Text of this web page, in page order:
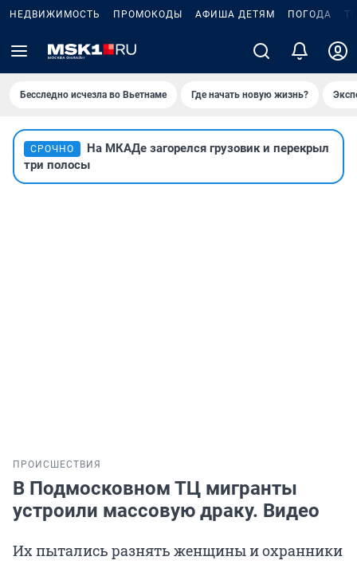
НЕДВИЖИМОСТЬ ПРОМОКОДЫ АФИША ДЕТЯМ ПОГОДА
Бесследно исчезла во Вьетнаме Где начать новую жизнь?
СРОЧНО
На МКАДе загорелся грузовик и перекрыл
три полосы
ПРОИСШЕСТВИЯ
В Подмосковном ТЦ мигранты
устроили массовую драку. Видео
Их пытались разнять женщины и охранники